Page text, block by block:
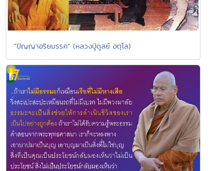
"ปัญญาอริยมรรค" (หลวงปู่ดูลย์ อตุโล)